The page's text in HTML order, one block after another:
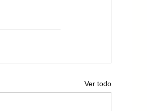
Ver todo